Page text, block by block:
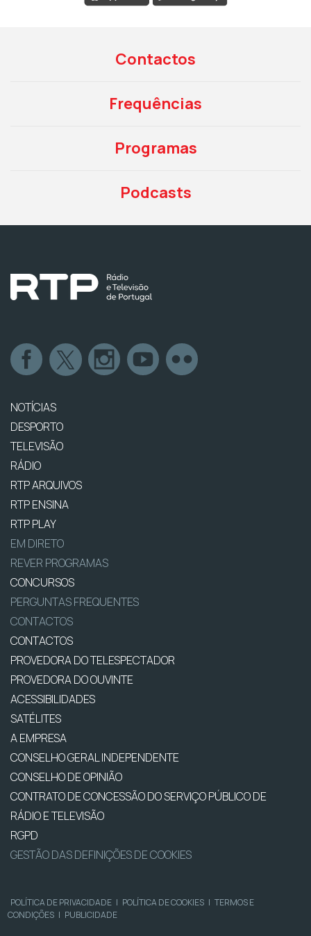
Contactos
Frequências
Programas
Podcasts
NOTÍCIAS
DESPORTO
TELEVISÃO
RÁDIO
RTP ARQUIVOS
RTP ENSINA
RTP PLAY
EM DIRETO
REVER PROGRAMAS
CONCURSOS
PERGUNTAS FREQUENTES
CONTACTOS
CONTACTOS
PROVEDORA DO TELESPECTADOR
PROVEDORA DO OUVINTE
ACESSIBILIDADES
SATÉLITES
A EMPRESA
CONSELHO GERAL INDEPENDENTE
CONSELHO DE OPINIÃO
CONTRATO DE CONCESSÃO DO SERVIÇO PÚBLICO DE
RÁDIO E TELEVISÃO
RGPD
GESTÃO DAS DEFINIÇÕES DE COOKIES
POLÍTICA DE PRIVACIDADE | POLÍTICA DE COOKIES | TERMOS E
CONDIÇÕES | PUBLICIDADE